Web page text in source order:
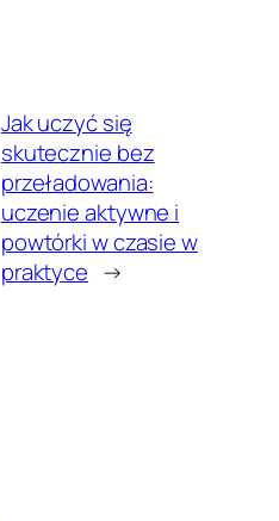
Jak uczyć się
skutecznie bez
przeładowania:
uczenie aktywne i
powtórki w czasie w
praktyce →